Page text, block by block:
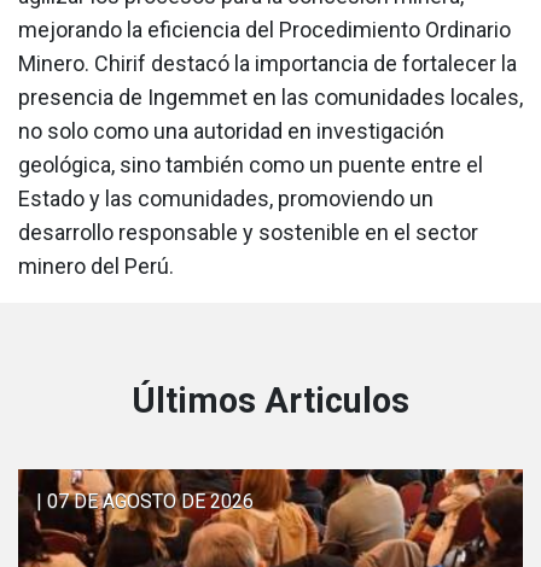
mejorando la eficiencia del Procedimiento Ordinario
Minero. Chirif destacó la importancia de fortalecer la
presencia de Ingemmet en las comunidades locales,
no solo como una autoridad en investigación
geológica, sino también como un puente entre el
Estado y las comunidades, promoviendo un
desarrollo responsable y sostenible en el sector
minero del Perú.
Últimos Articulos
| 07 DE AGOSTO DE 2026